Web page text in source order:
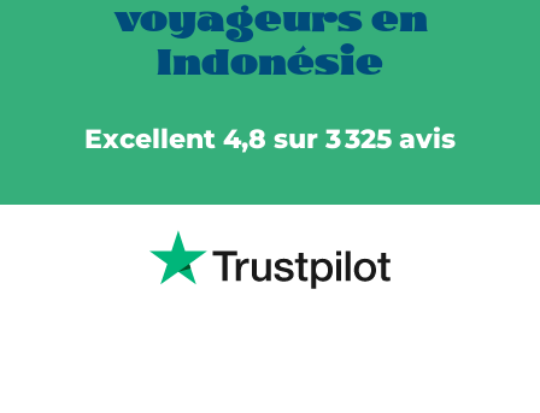
voyageurs en
Indonésie
Excellent 4,8 sur 3 325 avis